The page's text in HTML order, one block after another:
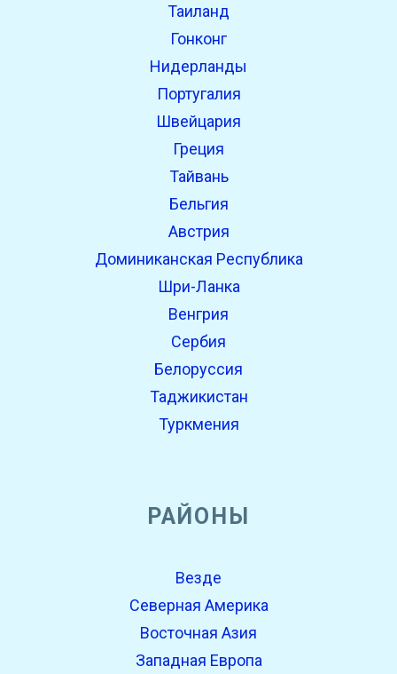
Таиланд
Гонконг
Нидерланды
Португалия
Швейцария
Греция
Тайвань
Бельгия
Австрия
Доминиканская Республика
Шри-Ланка
Венгрия
Сербия
Белоруссия
Таджикистан
Туркмения
РАЙОНЫ
Везде
Северная Америка
Восточная Азия
Западная Европа